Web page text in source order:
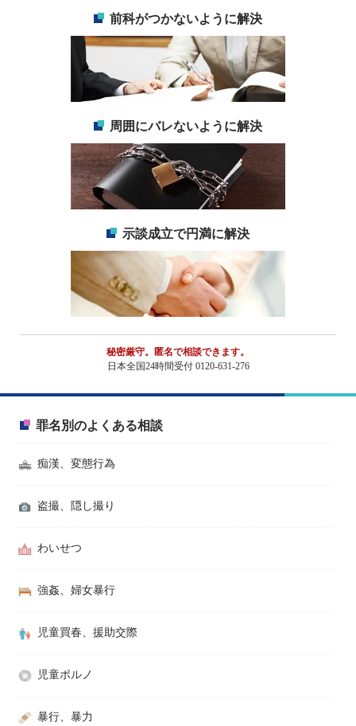
前科がつかないように解決
周囲にバレないように解決
示談成立で円満に解決
秘密厳守。匿名で相談できます。
日本全国24時間受付 0120-631-276
罪名別のよくある相談
痴漢、変態行為
盗撮、隠し撮り
わいせつ
強姦、婦女暴行
児童買春、援助交際
児童ポルノ
暴行、暴力